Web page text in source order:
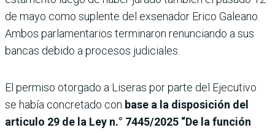
de mayo como suplente del exsenador Erico Galeano.
Ambos parlamentarios terminaron renunciando a sus
bancas debido a procesos judiciales.
El permiso otorgado a Liseras por parte del Ejecutivo
se había concretado con base a la disposición del
articulo 29 de la Ley n.° 7445/2025 “De la función